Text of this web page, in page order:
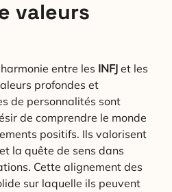
valeurs
entre les INFJ et les
profondes et
de personnalités sont
de comprendre le monde
positifs. Ils valorisent
la quête de sens dans
Cette alignement des
sur laquelle ils peuvent